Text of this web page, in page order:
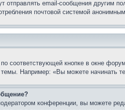
отправлять email-сообщения
почтовой системой
соответствующей кнопке в окне
Например: «Вы можете начинать
конференции, вы можете